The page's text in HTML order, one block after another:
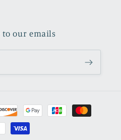
to our emails